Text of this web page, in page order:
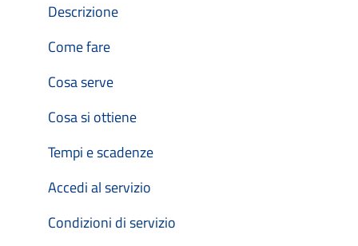
Descrizione
Come fare
Cosa serve
Cosa si ottiene
Tempi e scadenze
Accedi al servizio
Condizioni di servizio